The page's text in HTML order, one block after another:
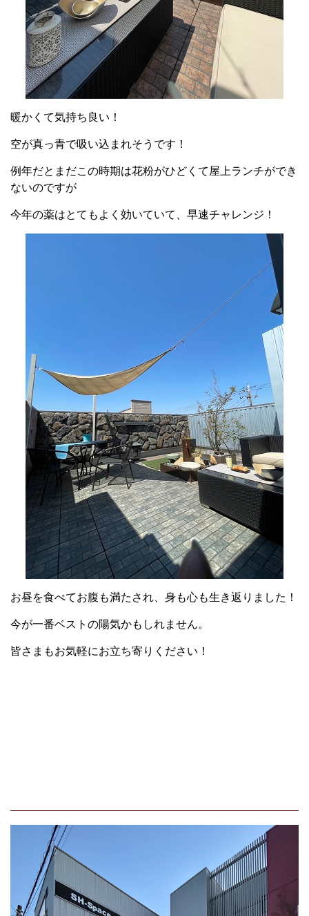
暖かくて気持ち良い！
空が真っ青で吸い込まれそうです！
例年だとまだこの時期は花粉がひどくて屋上ランチができ
ないのですが
今年の薬はとてもよく効いていて、早速チャレンジ！
お昼を食べてお腹も満たされ、身も心も生き返りました！
今が一番ベストの陽気かもしれません。
皆さまもお気軽にお立ち寄りください！